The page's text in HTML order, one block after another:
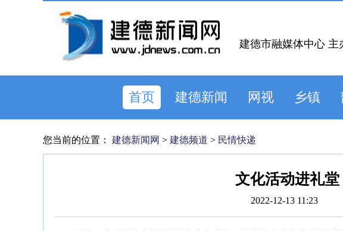
建德市融媒体中心 主
首页 建德新闻 网视 乡镇
您当前的位置： 建德新闻网 > 建德频道 > 民情快递
文化活动进礼堂
2022-12-13 11:23